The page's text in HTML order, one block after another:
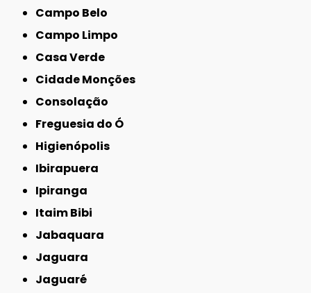
Campo Belo
Campo Limpo
Casa Verde
Cidade Monções
Consolação
Freguesia do Ó
Higienópolis
Ibirapuera
Ipiranga
Itaim Bibi
Jabaquara
Jaguara
Jaguaré